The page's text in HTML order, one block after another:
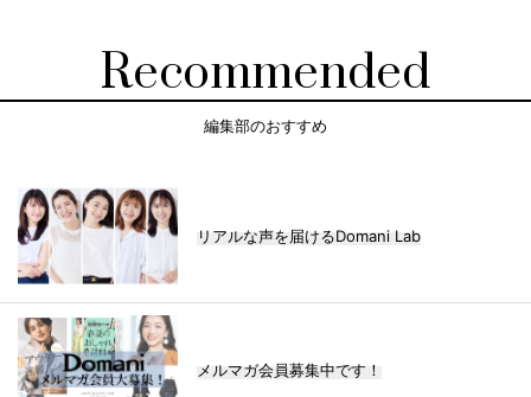
Recommended
編集部のおすすめ
リアルな声を届けるDomani Lab
メルマガ会員募集中です！